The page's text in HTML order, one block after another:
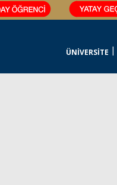
ÜNİVERSİTE